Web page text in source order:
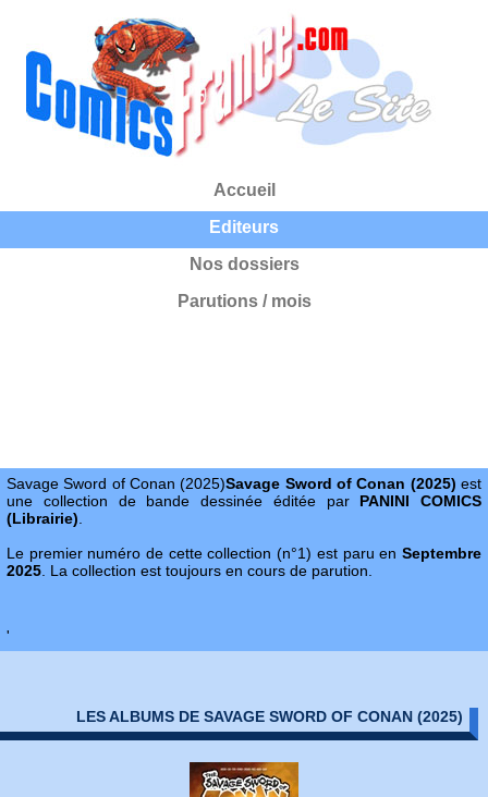
Accueil
Editeurs
Nos dossiers
Parutions / mois
Savage Sword of Conan (2025)Savage Sword of Conan (2025) est
une collection de bande dessinée éditée par PANINI COMICS
(Librairie)
Le premier numéro de cette collection (n°1) est paru en Septembre
2025 . La collection est toujours en cours de parution.
'
LES ALBUMS DE SAVAGE SWORD OF CONAN (2025)